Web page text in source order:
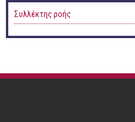
Συλλέκτης ροής